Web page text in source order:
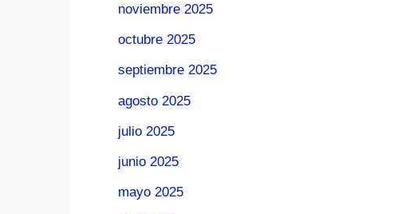
noviembre 2025
octubre 2025
septiembre 2025
agosto 2025
julio 2025
junio 2025
mayo 2025